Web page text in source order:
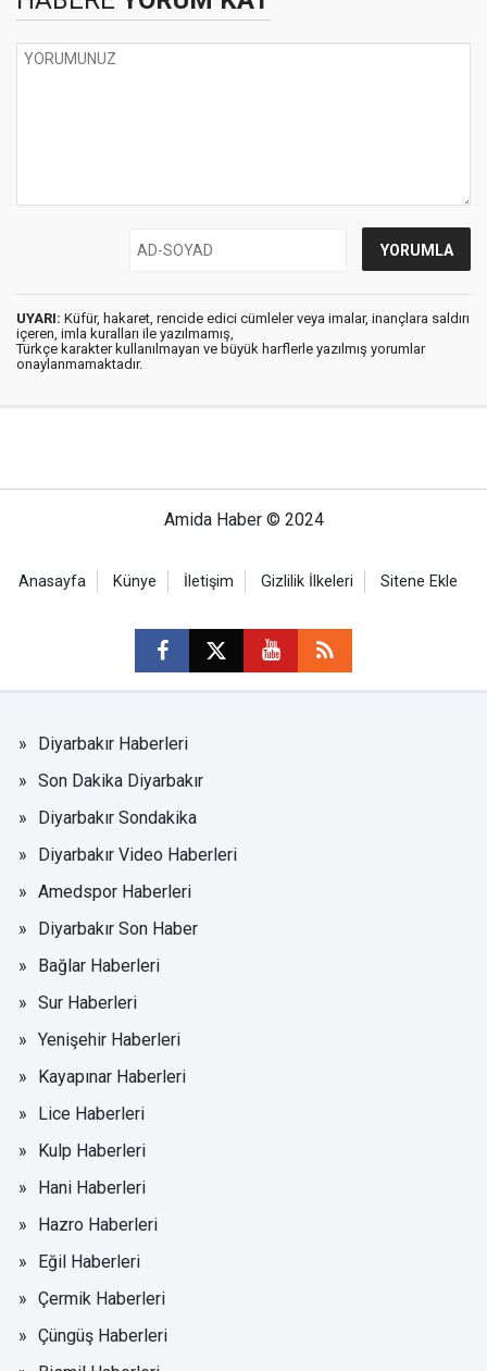
UYARI: Küfür, hakaret, rencide edici cümleler veya imalar, inançlara saldırı
içeren, imla kuralları ile yazılmamış,
Türkçe karakter kullanılmayan ve büyük harflerle yazılmış yorumlar
onaylanmamaktadır.
Amida Haber © 2024
Anasayfa Künye İletişim Gizlilik İlkeleri Sitene Ekle
Diyarbakır Haberleri
Son Dakika Diyarbakır
Diyarbakır Sondakika
Diyarbakır Video Haberleri
Amedspor Haberleri
Diyarbakır Son Haber
Bağlar Haberleri
Sur Haberleri
Yenişehir Haberleri
Kayapınar Haberleri
Lice Haberleri
Kulp Haberleri
Hani Haberleri
Hazro Haberleri
Eğil Haberleri
Çermik Haberleri
Çüngüş Haberleri